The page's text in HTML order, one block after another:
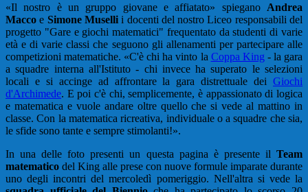
«Il nostro è un gruppo giovane e affiatato» spiegano Andrea
Macco e Simone Musellii docenti del nostro Liceo responsabili del
progetto "Gare e giochi matematici" frequentato da studenti di varie
età e di varie classi che seguono gli allenamenti per partecipare alle
competizioni matematiche. «C'è chi ha vinto la Coppa King - la gara
a squadre interna all'Istituto - chi invece ha superato le selezioni
locali e si accinge ad affrontare la gara distrettuale dei Giochi
d'Archimede. E poi c'è chi, semplicemente, è appassionato di logica
e matematica e vuole andare oltre quello che si vede al mattino in
classe. Con la matematica ricreativa, individuale o a squadre che sia,
le sfide sono tante e sempre stimolanti!».
In una delle foto presenti un questa pagina è presente il Team
matematico del King alle prese con nuove formule imparate durante
uno degli incontri del mercoledì pomeriggio. Nell'altra si vede la